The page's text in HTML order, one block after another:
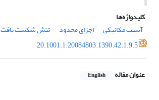
کلیدواژه‌ها
آسیب مکانیکی
اجزای محدود تنش شکست بافت
20.1001.1.20084803.1390.42.1.9.5
عنوان مقاله English